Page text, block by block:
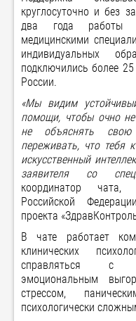
круглосуточно и без
два года работы
медицинскими
индивидуальных
подключились более
России.
«Мы видим
помощи, чтобы очно
не объяснять
переживать, что тебя
искусственный
заявителя со
координатор
Российской
проекта
В чате работает
клинических
справляться с
эмоциональным
стрессом,
психологически